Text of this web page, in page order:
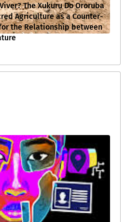
The Xukuru Do Ororuba
Agriculture as a Counter-
the Relationship between